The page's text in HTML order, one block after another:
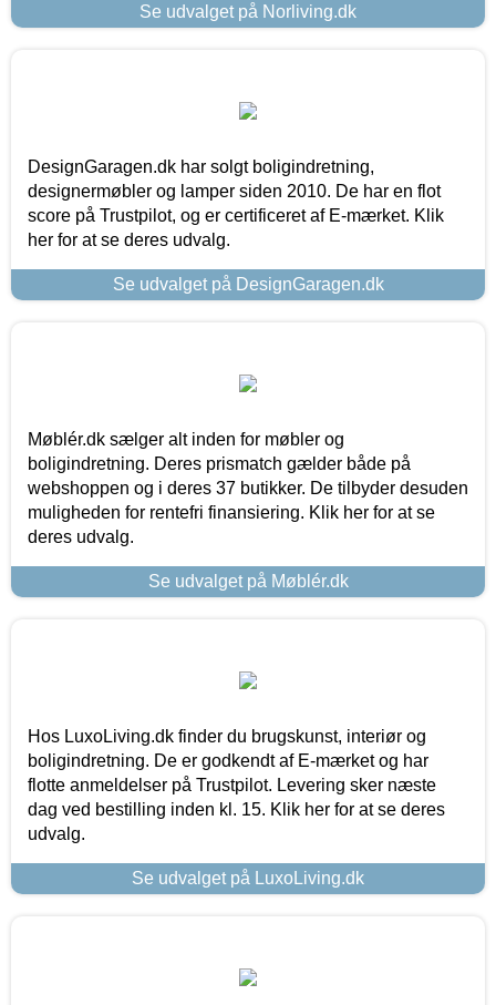
Se udvalget på Norliving.dk
DesignGaragen.dk har solgt boligindretning,
designermøbler og lamper siden 2010. De har en flot
score på Trustpilot, og er certificeret af E-mærket. Klik
her for at se deres udvalg.
Se udvalget på DesignGaragen.dk
Møblér.dk sælger alt inden for møbler og
boligindretning. Deres prismatch gælder både på
webshoppen og i deres 37 butikker. De tilbyder desuden
muligheden for rentefri finansiering. Klik her for at se
deres udvalg.
Se udvalget på Møblér.dk
Hos LuxoLiving.dk finder du brugskunst, interiør og
boligindretning. De er godkendt af E-mærket og har
flotte anmeldelser på Trustpilot. Levering sker næste
dag ved bestilling inden kl. 15. Klik her for at se deres
udvalg.
Se udvalget på LuxoLiving.dk